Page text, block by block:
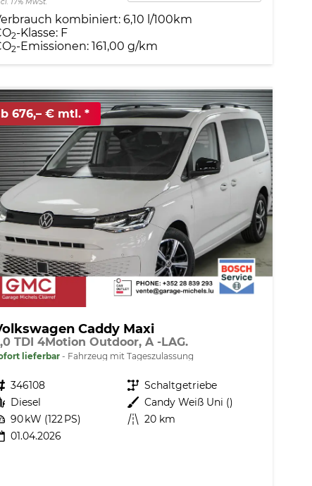
17% MwSt.
kombiniert: 6,10 l/100km
2-Klasse: F
2-Emissionen: 161,00 g/km
676,– € mtl.
Caddy Maxi
TDI 4Motion Outdoor, A -LAG.
lieferbar Fahrzeug mit Tageszulassung
Fahrzeugnr. 346108 Getriebe Schaltgetriebe
Kraftstoff Diesel Außenfarbe Candy Weiß Uni ()
90 kW (122 PS) Kilometerstand 20 km
01.04.2026